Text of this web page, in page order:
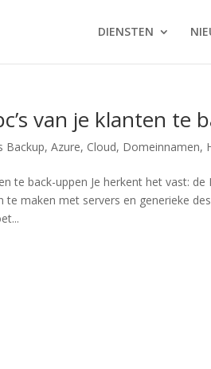
DIENSTEN
van je klanten te
Backup,Azure, Cloud, Domeinnamen,
te back-uppen Je herkent het vast:
te maken met servers en generieke